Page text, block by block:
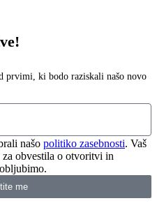
prvimi, ki bodo raziskali našo novo
našo politiko zasebnosti. Vaš
obvestila o otvoritvi in
me